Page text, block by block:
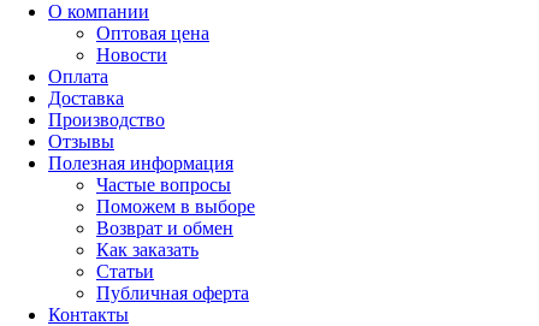
О компании
Оптовая цена
Новости
Оплата
Доставка
Производство
Отзывы
Полезная информация
Частые вопросы
Поможем в выборе
Возврат и обмен
Как заказать
Статьи
Публичная оферта
Контакты